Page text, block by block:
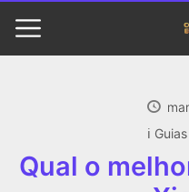
ℹ️
Qual o